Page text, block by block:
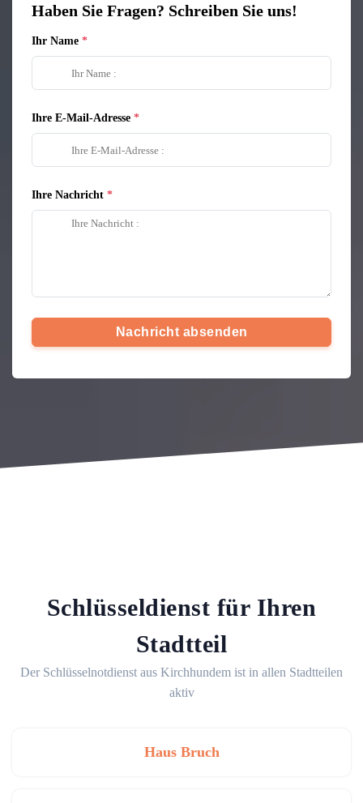
Haben Sie Fragen? Schreiben Sie uns!
Ihr Name
Ihre E-Mail-Adresse
Ihre Nachricht
Nachricht absenden
Schlüsseldienst für Ihren
Stadtteil
Der Schlüsselnotdienst aus Kirchhundem ist in allen Stadtteilen
aktiv
Haus Bruch